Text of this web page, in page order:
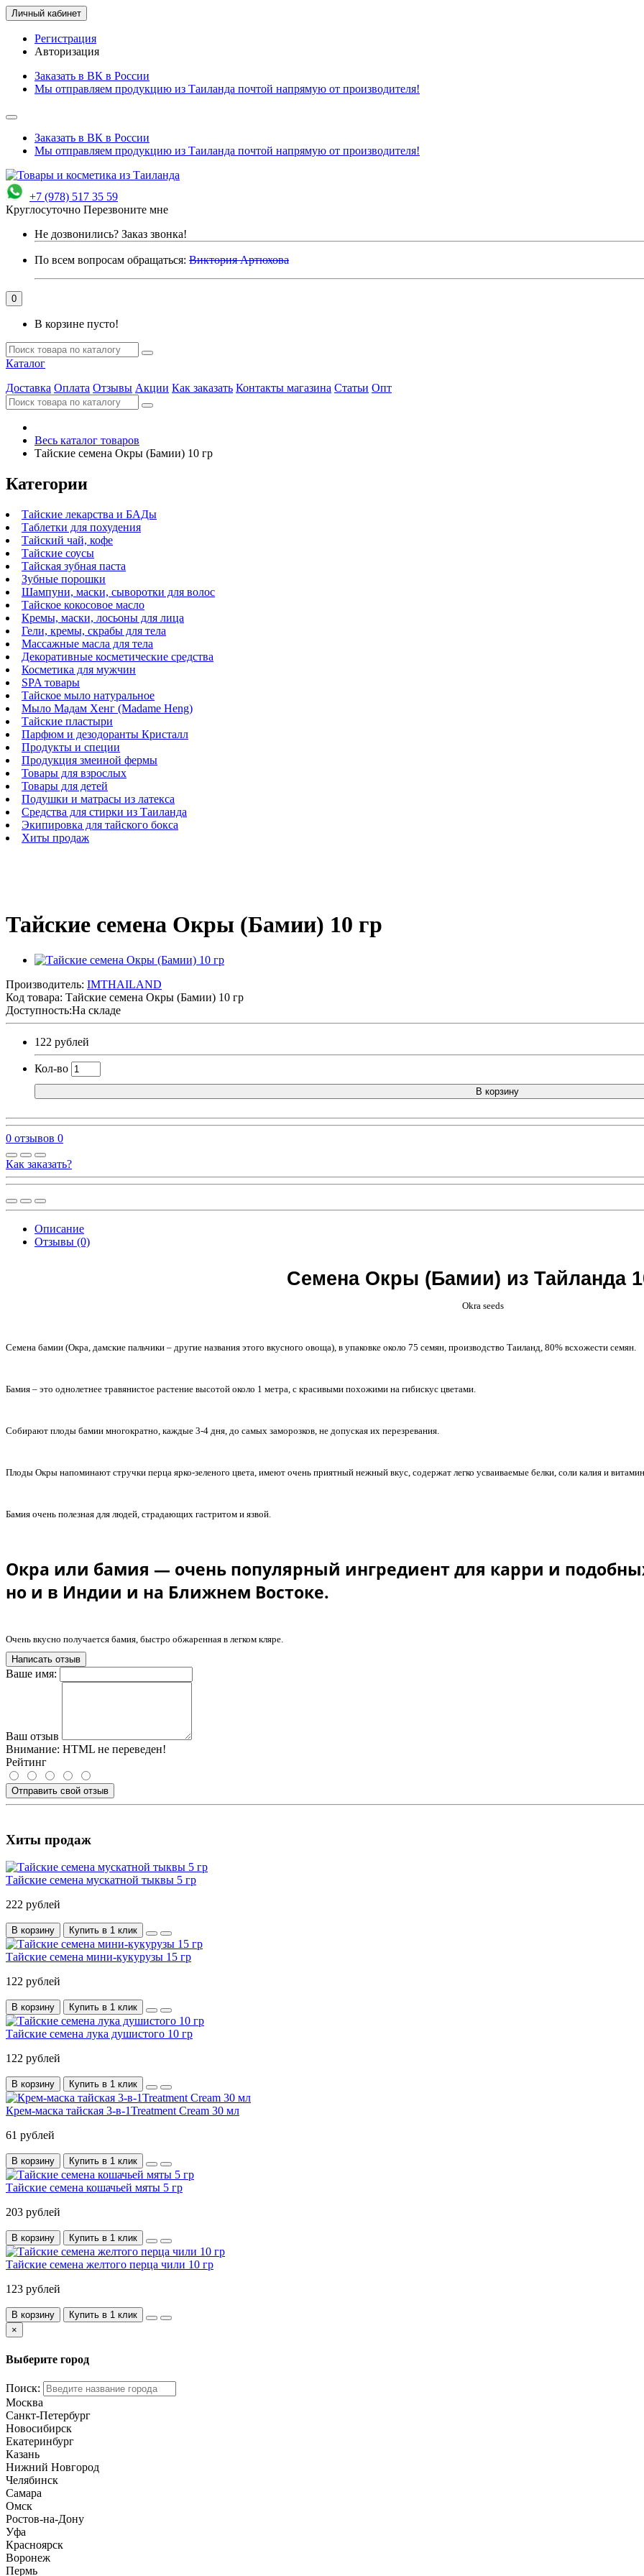
Личный кабинет
Регистрация
Авторизация
Заказать в ВК в России
Мы отправляем продукцию из Таиланда почтой напрямую от производителя!
Заказать в ВК в России
Мы отправляем продукцию из Таиланда почтой напрямую от производителя!
+7 (978) 517 35 59
Круглосуточно Перезвоните мне
Не дозвонились? Заказ звонка!
По всем вопросам обращаться: Виктория Артюхова
0
В корзине пусто!
Каталог
Доставка Оплата Отзывы Акции Как заказать Контакты магазина Статьи Опт
Весь каталог товаров
Тайские семена Окры (Бамии) 10 гр
Категории
Тайские лекарства и БАДы
Таблетки для похудения
Тайский чай, кофе
Тайские соусы
Тайская зубная паста
Зубные порошки
Шампуни, маски, сыворотки для волос
Тайское кокосовое масло
Кремы, маски, лосьоны для лица
Гели, кремы, скрабы для тела
Массажные масла для тела
Декоративные косметические средства
Косметика для мужчин
SPA товары
Тайское мыло натуральное
Мыло Мадам Хенг (Madame Heng)
Тайские пластыри
Парфюм и дезодоранты Кристалл
Продукты и специи
Продукция змеиной фермы
Товары для взрослых
Товары для детей
Подушки и матрасы из латекса
Средства для стирки из Таиланда
Экипировка для тайского бокса
Хиты продаж
Тайские семена Окры (Бамии) 10 гр
Производитель: IMTHAILAND
Код товара: Тайские семена Окры (Бамии) 10 гр
Доступность:На складе
122 рублей
Кол-во
В корзину
0 отзывов 0
Как заказать?
Описание
Отзывы (0)
Семена Окры (Бамии) из Тайланда
Okra seeds
Семена бамии (Окра, дамские пальчики – другие названия этого вкусного овоща), в упаковке около 75 семян, производство Таиланд, 80% всхожести семян.
Бамия – это однолетнее травянистое растение высотой около 1 метра, с красивыми похожими на гибискус цветами.
Собирают плоды бамии многократно, каждые 3-4 дня, до самых заморозков, не допуская их перезревания.
Плоды Окры напоминают стручки перца ярко-зеленого цвета, имеют очень приятный нежный вкус, содержат легко усваиваемые белки, соли калия и
Бамия очень полезная для людей, страдающих гастритом и язвой.
Окра или бамия — очень популярный ингредиент для карри и
но и в Индии и на Ближнем Востоке.
Очень вкусно получается бамия, быстро обжаренная в легком кляре.
Написать отзыв
Ваше имя:
Ваш отзыв
Внимание: HTML не переведен!
Рейтинг
Отправить свой отзыв
Хиты продаж
Тайские семена мускатной тыквы 5 гр
222 рублей
В корзину Купить в 1 клик
Тайские семена мини-кукурузы 15 гр
122 рублей
В корзину Купить в 1 клик
Тайские семена лука душистого 10 гр
122 рублей
В корзину Купить в 1 клик
Крем-маска тайская 3-в-1Treatment Cream 30 мл
61 рублей
В корзину Купить в 1 клик
Тайские семена кошачьей мяты 5 гр
203 рублей
В корзину Купить в 1 клик
Тайские семена желтого перца чили 10 гр
123 рублей
В корзину
Купить в 1 клик
×
Выберите город
Поиск:
Москва
Санкт-Петербург
Новосибирск
Екатеринбург
Казань
Нижний Новгород
Челябинск
Самара
Омск
Ростов-на-Дону
Уфа
Красноярск
Воронеж
Пермь